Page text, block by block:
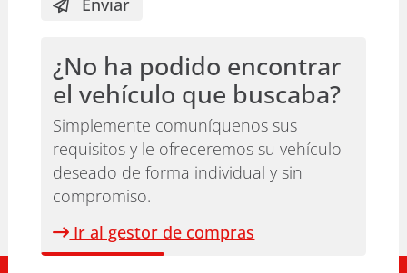
¿No ha podido encontrar
el vehículo que buscaba?
Simplemente comuníquenos sus
requisitos y le ofreceremos su vehículo
deseado de forma individual y sin
compromiso.
Ir al gestor de compras